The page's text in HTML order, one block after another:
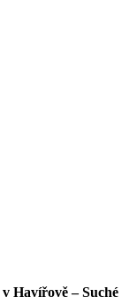
Havířově – Suché